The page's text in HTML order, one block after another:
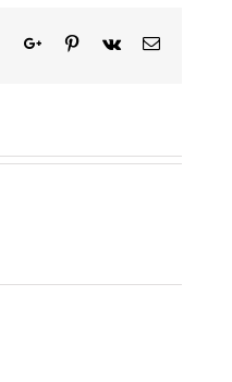
TumblrGoogle+Pinterest
Vk Email